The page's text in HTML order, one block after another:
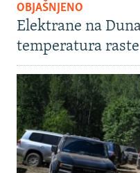
OBJAŠNJENO
Elektrane na
temperatura raste